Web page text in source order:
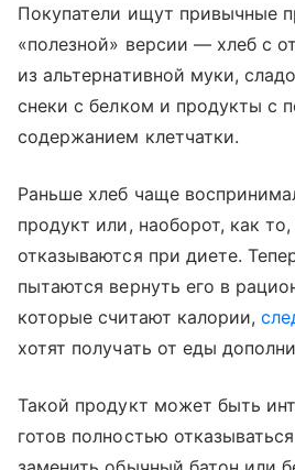
Покупатели ищут привычные
«полезной» версии — хлеб с
из альтернативной муки,
снеки с белком и продукты с
содержанием клетчатки.
Раньше хлеб чаще
продукт или, наоборот, как то,
отказываются при диете.
пытаются вернуть его в
которые считают калории,
хотят получать от еды
Такой продукт может быть
готов полностью